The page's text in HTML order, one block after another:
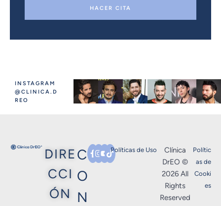
HACER CITA
INSTAGRAM
@CLINICA.D
REO
DIRE
CCI
ÓN
C
O
N
Políticas de Uso
Clínica
DrEO ©
2026 All
Rights
Reserved
Polític
as de
Cooki
es